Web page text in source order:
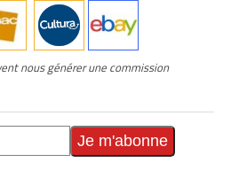
nous générer une commission